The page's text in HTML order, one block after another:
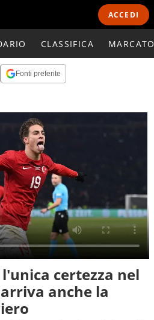
ACCEDI
CLASSIFICA
Fonti preferite
certezza nel
anche la